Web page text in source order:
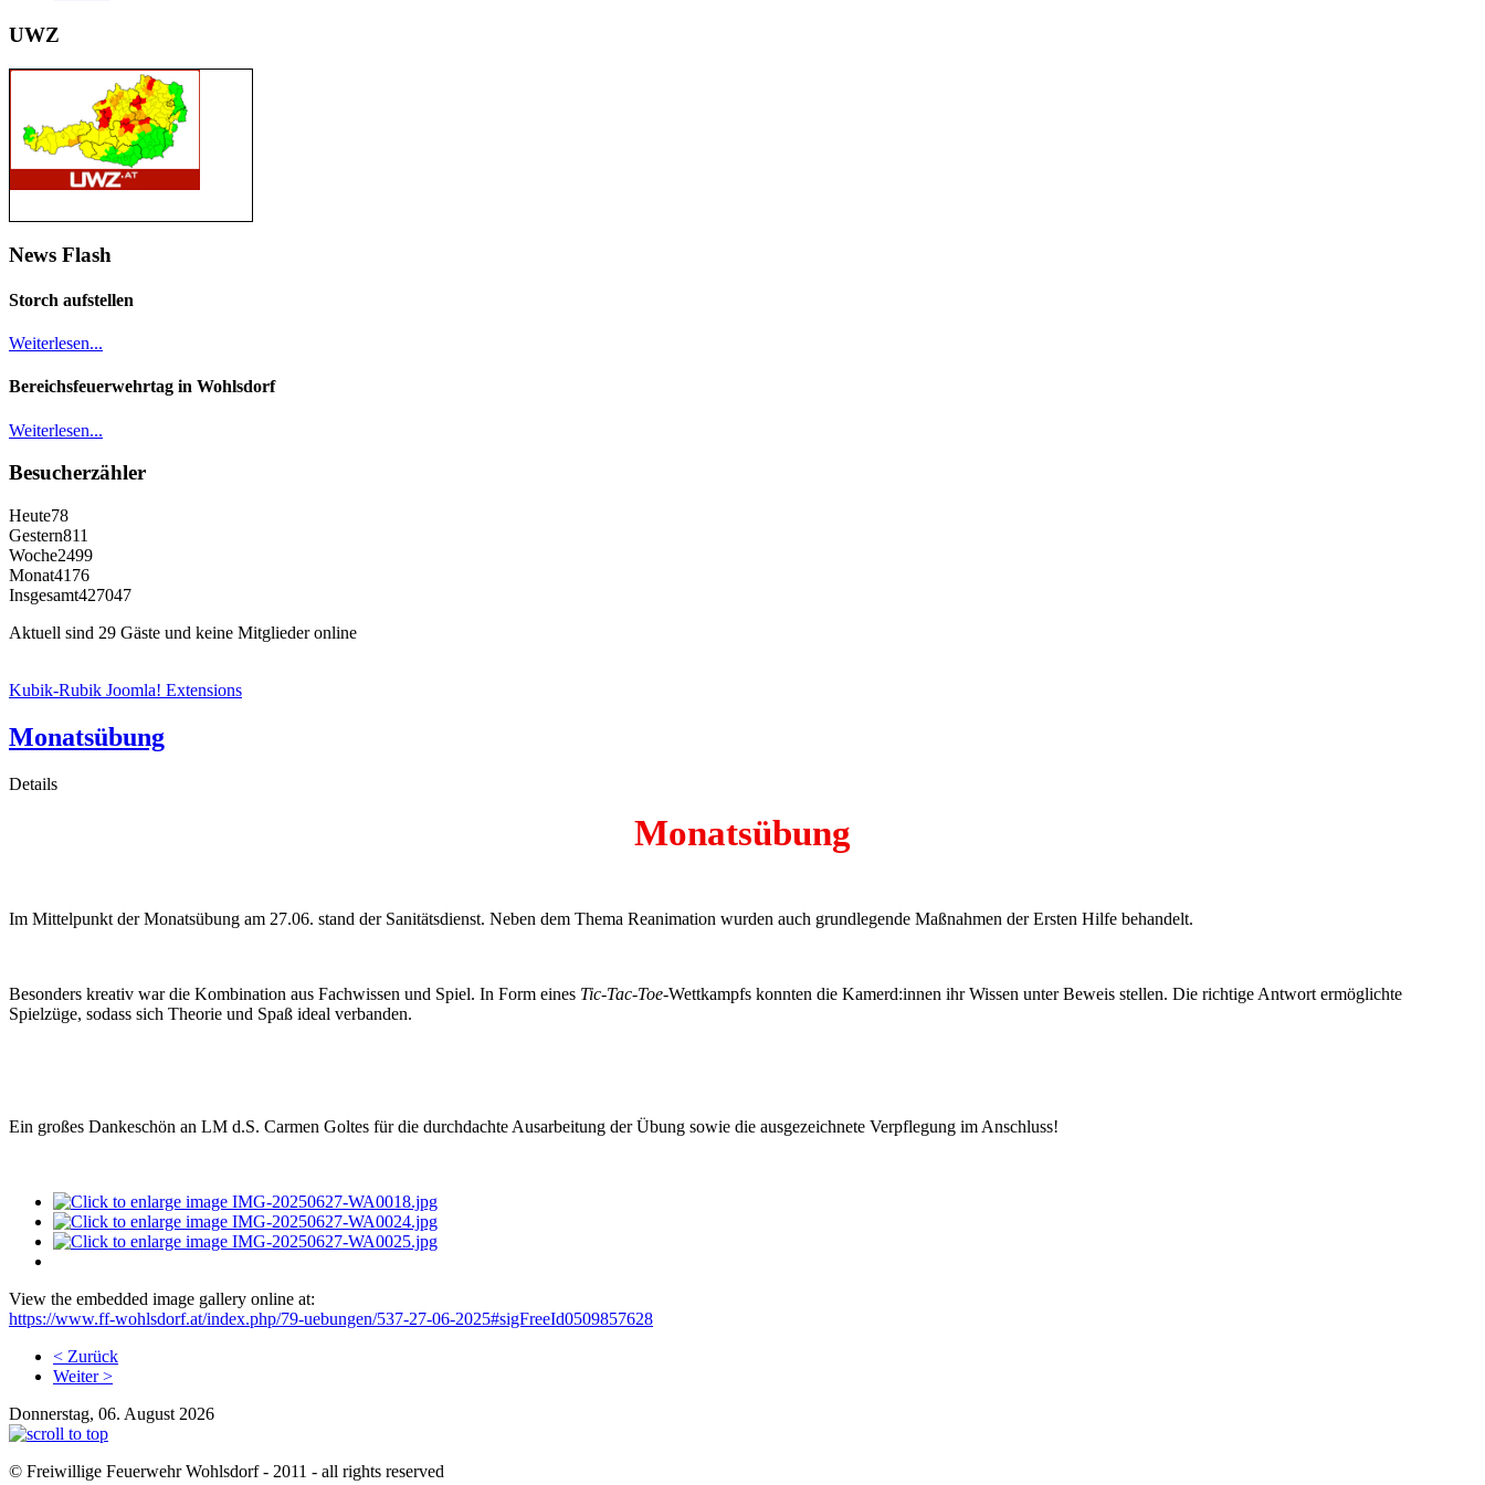
UWZ
News Flash
Storch aufstellen
Weiterlesen...
Bereichsfeuerwehrtag in Wohlsdorf
Weiterlesen...
Besucherzähler
Heute78
Gestern811
Woche2499
Monat4176
Insgesamt427047
Aktuell sind 29 Gäste und keine Mitglieder online
Kubik-Rubik Joomla! Extensions
Monatsübung
Details
Monatsübung
Im Mittelpunkt der Monatsübung am 27.06. stand der Sanitätsdienst. Neben dem Thema Reanimation wurden auch grundlegende Maßnahmen der Ersten Hilfe behandelt.
Besonders kreativ war die Kombination aus Fachwissen und Spiel. In Form eines Tic-Tac-Toe-Wettkampfs konnten die Kamerd:innen ihr Wissen unter Beweis stellen. Die richtige Antwort ermöglichte
Spielzüge, sodass sich Theorie und Spaß ideal verbanden.
Ein großes Dankeschön an LM d.S. Carmen Goltes für die durchdachte Ausarbeitung der Übung sowie die ausgezeichnete Verpflegung im Anschluss!
View the embedded image gallery online at:
https://www.ff-wohlsdorf.at/index.php/79-uebungen/537-27-06-2025#sigFreeId0509857628
< Zurück
Weiter >
Donnerstag, 06. August 2026
© Freiwillige Feuerwehr Wohlsdorf - 2011 - all rights reserved